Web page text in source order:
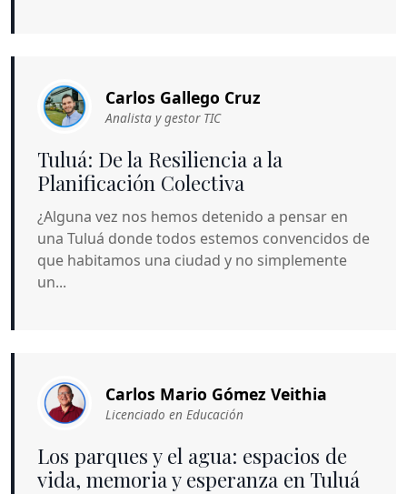
Carlos Gallego Cruz
Analista y gestor TIC
Tuluá: De la Resiliencia a la
Planificación Colectiva
¿Alguna vez nos hemos detenido a pensar en
una Tuluá donde todos estemos convencidos de
que habitamos una ciudad y no simplemente
un...
Carlos Mario Gómez Veithia
Licenciado en Educación
Los parques y el agua: espacios de
vida, memoria y esperanza en Tuluá